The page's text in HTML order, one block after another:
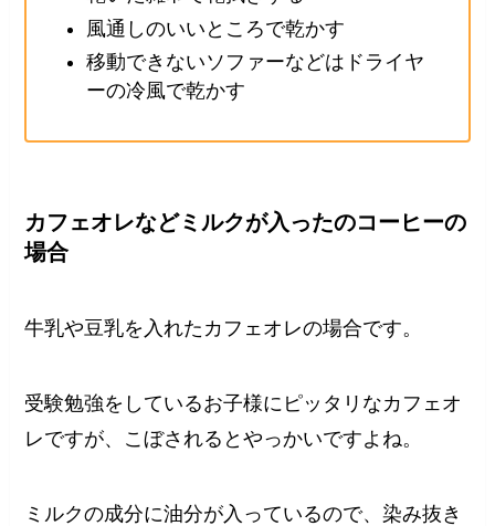
風通しのいいところで乾かす
移動できないソファーなどはドライヤ
ーの冷風で乾かす
カフェオレなどミルクが入ったのコーヒーの
場合
牛乳や豆乳を入れたカフェオレの場合です。
受験勉強をしているお子様にピッタリなカフェオ
レですが、こぼされるとやっかいですよね。
ミルクの成分に油分が入っているので、染み抜き